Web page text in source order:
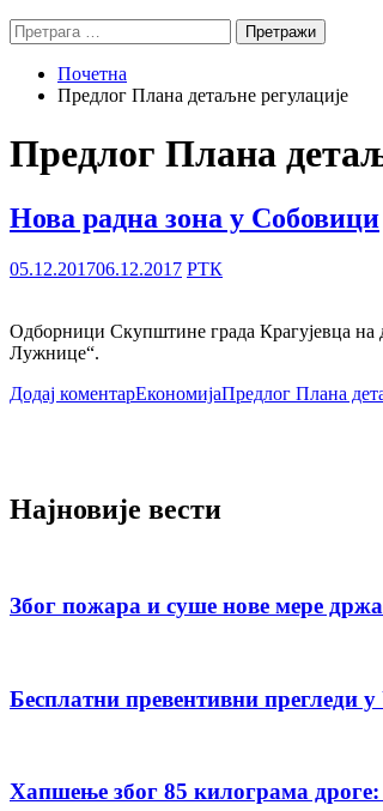
Претрага
за:
Почетна
Предлог Плана детаљне регулације
Предлог Плана
Нова радна зона у Собовици
05.12.201706.12.2017 РТК
Одборници Скупштине града Крагујевца на
Лужнице“.
Додај коментарЕкономијаПредлог Плана
Најновије вести
Због пожара и суше нове мере
Бесплатни превентивни прегледи
Хапшење због 85 килограма